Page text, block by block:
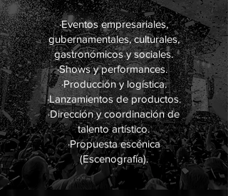
·Eventos empresariales,
gubernamentales, culturales,
gastronómicos y sociales.
·Shows y performances.
·Producción y logística.
·Lanzamientos de productos.
·Dirección y coordinación de
talento artístico.
·Propuesta escénica
(Escenografía).